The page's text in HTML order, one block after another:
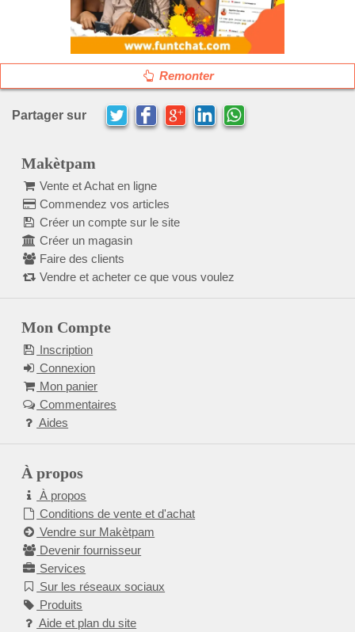
Remonter
Partager sur
Makètpam
Vente et Achat en ligne
Commendez vos articles
Créer un compte sur le site
Créer un magasin
Faire des clients
Vendre et acheter ce que vous voulez
Mon Compte
Inscription
Connexion
Mon panier
Commentaires
Aides
À propos
À propos
Conditions de vente et d'achat
Vendre sur Makètpam
Devenir fournisseur
Services
Sur les réseaux sociaux
Produits
Aide et plan du site